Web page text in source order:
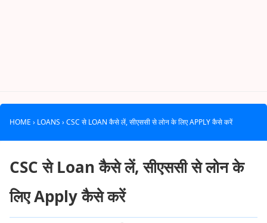
HOME › LOANS › CSC से LOAN कैसे लें, सीएससी से लोन के लिए APPLY कैसे करें
CSC से Loan कैसे लें, सीएससी से लोन के
लिए Apply कैसे करें